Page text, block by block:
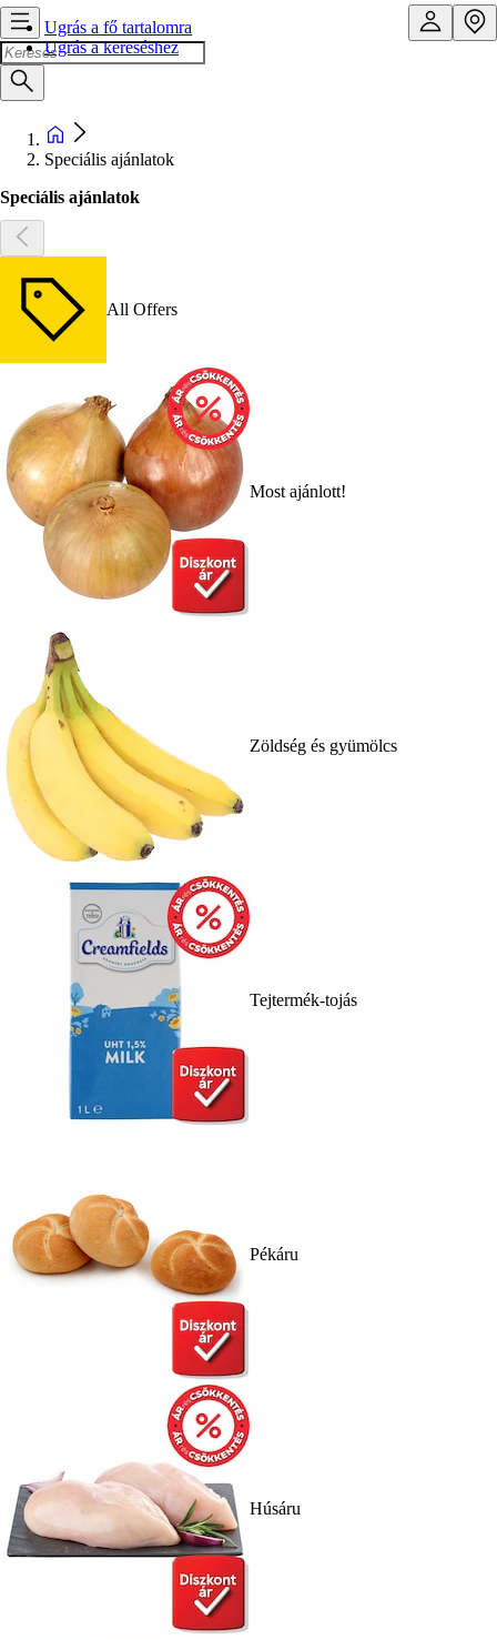
Ugrás a fő tartalomra
Ugrás a kereséshez
Speciális ajánlatok
Speciális ajánlatok
All Offers
Most ajánlott!
Zöldség és gyümölcs
Tejtermék-tojás
Pékáru
Húsáru